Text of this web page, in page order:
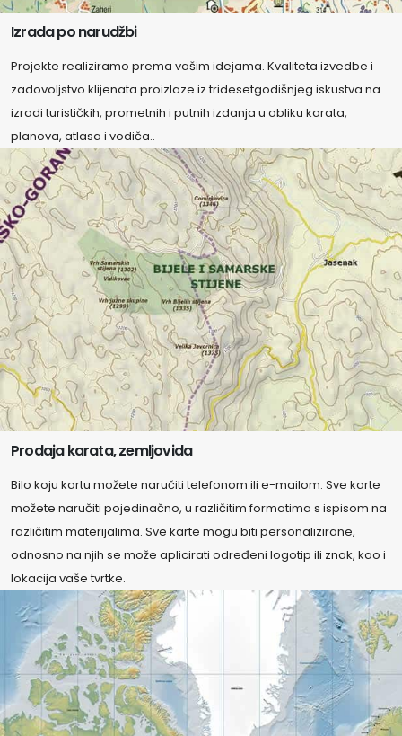
Izrada po narudžbi
Projekte realiziramo prema vašim idejama. Kvaliteta izvedbe i
zadovoljstvo klijenata proizlaze iz tridesetgodišnjeg iskustva na
izradi turističkih, prometnih i putnih izdanja u obliku karata,
planova, atlasa i vodiča..
Prodaja karata, zemljovida
Bilo koju kartu možete naručiti telefonom ili e-mailom. Sve karte
možete naručiti pojedinačno, u različitim formatima s ispisom na
različitim materijalima. Sve karte mogu biti personalizirane,
odnosno na njih se može aplicirati određeni logotip ili znak, kao i
lokacija vaše tvrtke.